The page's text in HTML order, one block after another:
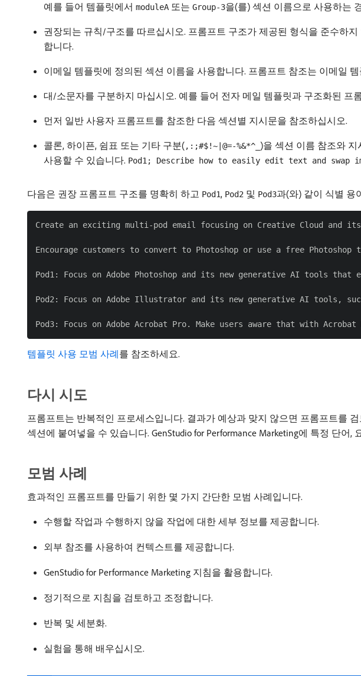
예를 들어 템플릿에서 moduleA 또는 Group-3을(를) 섹션 이름으로 사용하는
권장되는 규칙/구조를 따르십시오. 프롬프트 구조가 제공된 형식을 준수하
합니다.
이메일 템플릿에 정의된 섹션 이름을 사용합니다. 프롬프트 참조는 이메일
대/소문자를 구분하지 마십시오. 예를 들어 전자 메일 템플릿과 구조화된 프
먼저 일반 사용자 프롬프트를 참조한 다음 섹션별 지시문을 참조하십시오.
콜론, 하이픈, 쉼표 또는 기타 구분(,:;#$!~|@=-%&*^_ )을 섹션 이름 참조와
사용할 수 있습니다. Pod1; Describe how to easily edit text and swap
다음은 권장 프롬프트 구조를 명확히 하고 Pod1, Pod2 및 Pod3과(와) 같이 식별 용
Create an exciting multi-pod email focusing on Creative Cloud and
Encourage customers to convert to Photoshop or use a free
Pod1: Focus on Adobe Photoshop and its new generative AI tools
Pod2: Focus on Adobe Illustrator and its new generative AI tools,
템플릿 사용 모범 사례를 참조하세요.
다시 시도
프롬프트는 반복적인 프로세스입니다. 결과가 예상과 맞지 않으면 프롬프트를
섹션에 붙여넣을 수 있습니다. GenStudio for Performance Marketing에 특정 단어
모범 사례
효과적인 프롬프트를 만들기 위한 몇 가지 간단한 모범 사례입니다.
수행할 작업과 수행하지 않을 작업에 대한 세부 정보를 제공합니다.
외부 참조를 사용하여 컨텍스트를 제공합니다.
GenStudio for Performance Marketing 지침을 활용합니다.
정기적으로 지침을 검토하고 조정합니다.
반복 및 세분화.
실험을 통해 배우십시오.